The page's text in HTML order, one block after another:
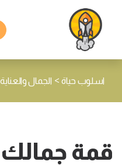
اسلوب حياة > الجمال
قمة